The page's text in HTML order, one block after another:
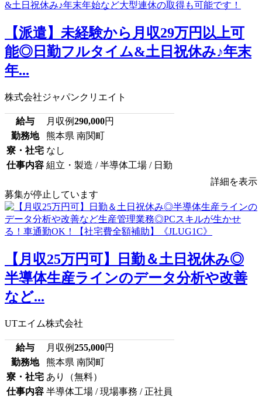
【派遣】未経験から月収29万円以上可
能◎日勤フルタイム&土日祝休み♪年末
年...
株式会社ジャパンクリエイト
給与 月収例290,000円
勤務地
熊本県 南関町
寮・社宅 なし
仕事内容 組立・製造 / 半導体工場 / 日勤
詳細を表示
募集が停止しています
【月収25万円可】日勤＆土日祝休み◎
半導体生産ラインのデータ分析や改善
など...
UTエイム株式会社
給与 月収例255,000円
勤務地
熊本県 南関町
寮・社宅 あり（無料）
仕事内容 半導体工場 / 現場事務 / 正社員